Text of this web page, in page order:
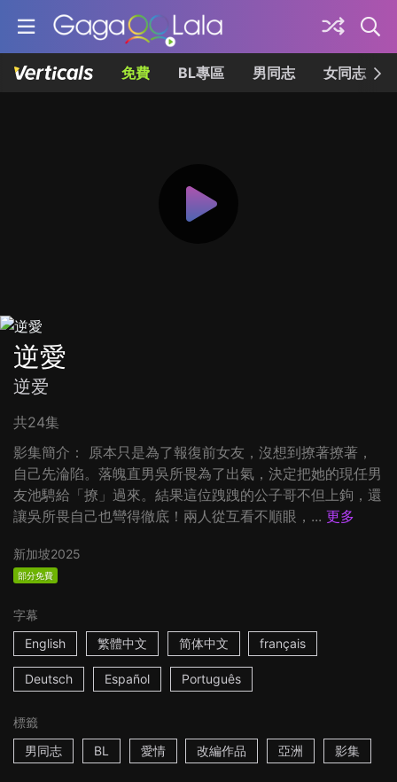
免費 BL專區 男同志 女同志
逆愛
逆爱
共24集
影集簡介： 原本只是為了報復前女友，沒想到撩著撩著，
自己先淪陷。落魄直男吳所畏為了出氣，決定把她的現任男
友池騁給「撩」過來。結果這位跩跩的公子哥不但上鉤，還
讓吳所畏自己也彎得徹底！兩人從互看不順眼，... 更多
新加坡2025
部分免費
字幕
English
繁體中文 简体中文 français
Deutsch Español Português
標籤
男同志
BL 愛情 改編作品 亞洲 影集